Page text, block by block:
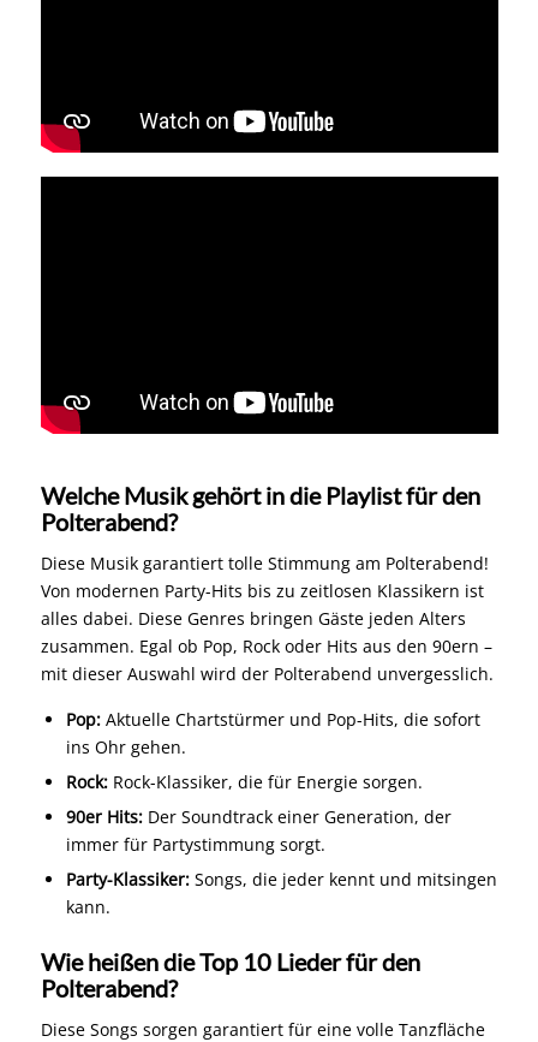
Welche Musik gehört in die Playlist für den
Polterabend?
Diese Musik garantiert tolle Stimmung am Polterabend!
Von modernen Party-Hits bis zu zeitlosen Klassikern ist
alles dabei. Diese Genres bringen Gäste jeden Alters
zusammen. Egal ob Pop, Rock oder Hits aus den 90ern –
mit dieser Auswahl wird der Polterabend unvergesslich.
Pop:Aktuelle Chartstürmer und Pop-Hits, die sofort
ins Ohr gehen.
Rock:Rock-Klassiker, die für Energie sorgen.
90er Hits:Der Soundtrack einer Generation, der
immer für Partystimmung sorgt.
Party-Klassiker:Songs, die jeder kennt und mitsingen
kann.
Wie heißen die Top 10 Lieder für den
Polterabend?
Diese Songs sorgen garantiert für eine volle Tanzfläche